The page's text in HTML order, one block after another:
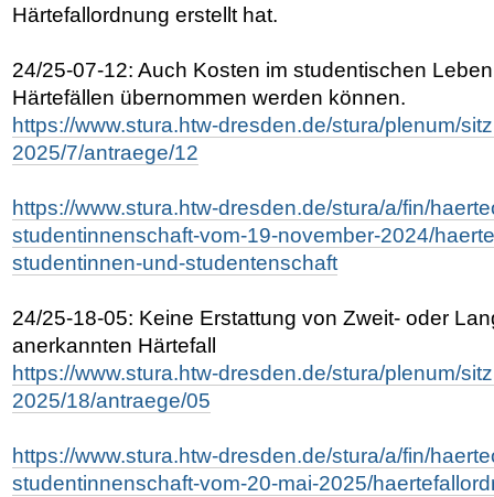
Härtefallordnung erstellt hat.
24/25-07-12: Auch Kosten im studentischen
Härtefällen übernommen werden können.
https://www.stura.htw-dresden.de/stura/plenum/
2025/7/antraege/12
https://www.stura.htw-dresden.de/stura/a/fin/
studentinnenschaft-vom-19-november-2024/
studentinnen-und-studentenschaft
24/25-18-05: Keine Erstattung von Zweit- oder
anerkannten Härtefall
https://www.stura.htw-dresden.de/stura/plenum/
2025/18/antraege/05
https://www.stura.htw-dresden.de/stura/a/fin/
studentinnenschaft-vom-20-mai-2025/